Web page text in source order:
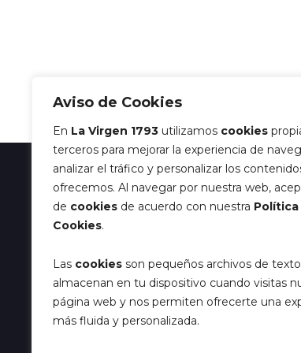
Aviso de Cookies
En La Virgen 1793 utilizamos cookies
terceros para mejorar la experiencia de
analizar el tráfico y personalizar los
ofrecemos. Al navegar por nuestra web,
de cookies de acuerdo con nuestra Política
Cookies.
Las cookies son pequeños archivos de
almacenan en tu dispositivo cuando visitas
página web y nos permiten ofrecerte una
más fluida y personalizada.
Suscríbete a la